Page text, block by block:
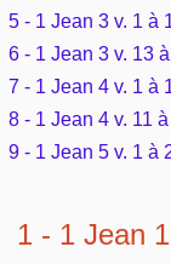
Outils
Rechercher
Au sujet de la
Études et
Dieu
La Bible
L'Évangile, le
Édification
Commentaires
Rechercher dans
Ouvrages de A à Z
Aperçus Livres
5 - 1 Jean 3 v. 1 à
6 - 1 Jean 3 v. 13
7 - 1 Jean 4 v. 1 à
8 - 1 Jean 4 v. 11
9 - 1 Jean 5 v. 1 à
1 - 1 Jean